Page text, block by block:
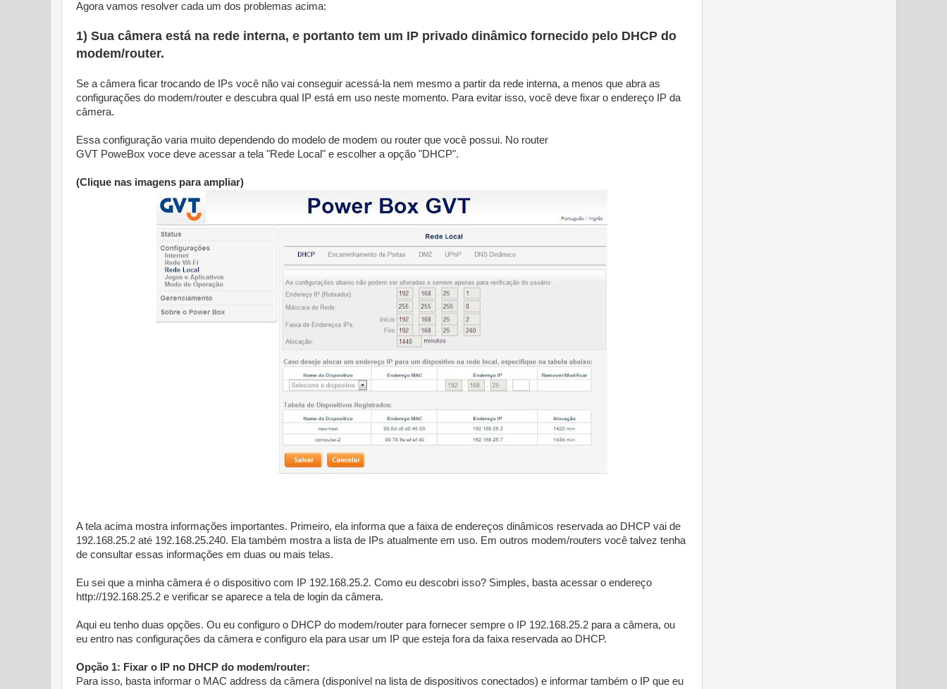
Agora vamos resolver cada um dos problemas acima:
1) Sua câmera está na rede interna, e portanto tem um IP privado dinâmico fornecido pelo DHCP do
modem/router.
Se a câmera ficar trocando de IPs você não vai conseguir acessá-la nem mesmo a partir da rede interna, a menos que abra as
configurações do modem/router e descubra qual IP está em uso neste momento. Para evitar isso, você deve fixar o endereço IP da
câmera.
Essa configuração varia muito dependendo do modelo de modem ou router que você possui. No router
GVT PoweBox voce deve acessar a tela "Rede Local" e escolher a opção "DHCP".
(Clique nas imagens para ampliar)
A tela acima mostra informações importantes. Primeiro, ela informa que a faixa de endereços dinâmicos reservada ao DHCP vai de
192.168.25.2 até 192.168.25.240. Ela também mostra a lista de IPs atualmente em uso. Em outros modem/routers você talvez tenha
de consultar essas informações em duas ou mais telas.
Eu sei que a minha câmera é o dispositivo com IP 192.168.25.2. Como eu descobri isso? Simples, basta acessar o endereço
http://192.168.25.2 e verificar se aparece a tela de login da câmera.
Aqui eu tenho duas opções. Ou eu configuro o DHCP do modem/router para fornecer sempre o IP 192.168.25.2 para a câmera, ou
eu entro nas configurações da câmera e configuro ela para usar um IP que esteja fora da faixa reservada ao DHCP.
Opção 1: Fixar o IP no DHCP do modem/router:
Para isso, basta informar o MAC address da câmera (disponível na lista de dispositivos conectados) e informar também o IP que eu